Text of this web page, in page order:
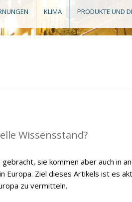
KLIMA PRODUKTE UND
Wissensstand?
sie kommen aber auch in
Europa. Ziel dieses Artikels ist es
zu vermitteln.